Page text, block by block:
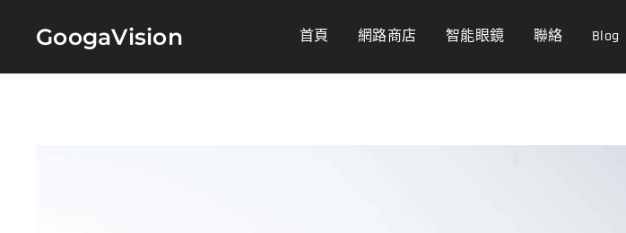
GoogaVision 首頁 網路商店 智能眼鏡 聯絡 Blog